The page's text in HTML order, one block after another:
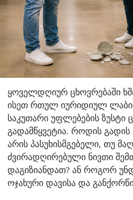
ყოველდღიურ ცხოვრებაში
ისეთ რთულ იურიდიულ
საკუთარი უფლებების ზუსტი
გადამწყვეტია. როდის გადის
არის პასუხისმგებელი, თუ
ძვირადღირებული ნივთი
დაგიზიანდათ? ან როგორ
ოჯახური დავისა და